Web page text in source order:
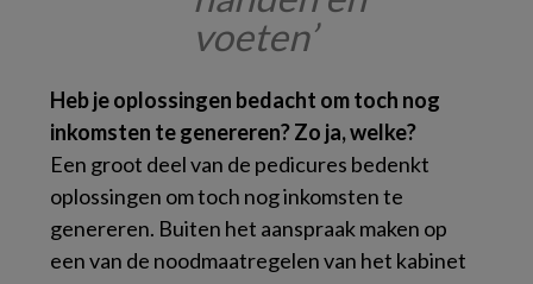
voeten’
Heb je oplossingen bedacht om toch nog
inkomsten te genereren? Zo ja, welke?
Een groot deel van de pedicures bedenkt
oplossingen om toch nog inkomsten te
genereren. Buiten het aanspraak maken op
een van de noodmaatregelen van het kabinet